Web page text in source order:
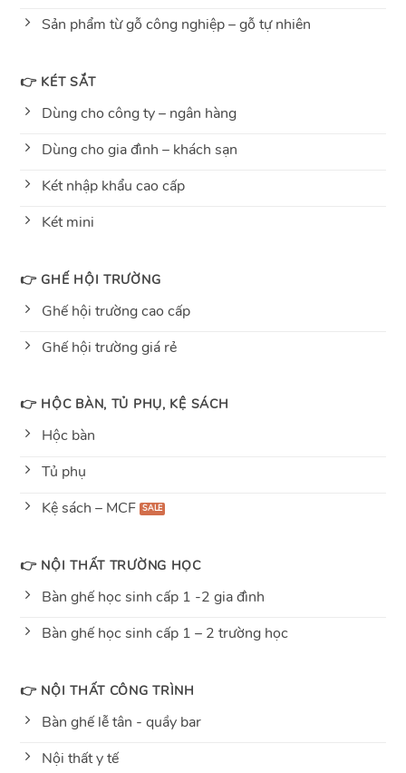
Sản phẩm từ gỗ công nghiệp – gỗ tự nhiên
👉 KÉT SẮT
Dùng cho công ty – ngân hàng
Dùng cho gia đình – khách sạn
Két nhập khẩu cao cấp
Két mini
👉 GHẾ HỘI TRƯỜNG
Ghế hội trường cao cấp
Ghế hội trường giá rẻ
👉 HỘC BÀN, TỦ PHỤ, KỆ SÁCH
Hộc bàn
Tủ phụ
Kệ sách – MCF
👉 NỘI THẤT TRƯỜNG HỌC
Bàn ghế học sinh cấp 1 -2 gia đình
Bàn ghế học sinh cấp 1 – 2 trường học
👉 NỘI THẤT CÔNG TRÌNH
Bàn ghế lễ tân - quầy bar
Nội thất y tế